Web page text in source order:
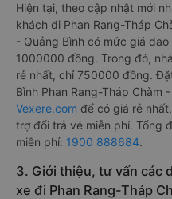
Hiện tại, theo cập nhật mới
khách đi Phan Rang-Tháp
- Quảng Bình có mức giá
1000000 đồng. Trong đó,
rẻ nhất, chỉ 750000 đồng.
Bình Phan Rang-Tháp Chàm
Vexere.com để có giá rẻ
trợ đổi trả vé miễn phí. Tổng
miễn phí: 1900 888684.
3. Giới thiệu, tư vấn các
xe đi Phan Rang-Tháp